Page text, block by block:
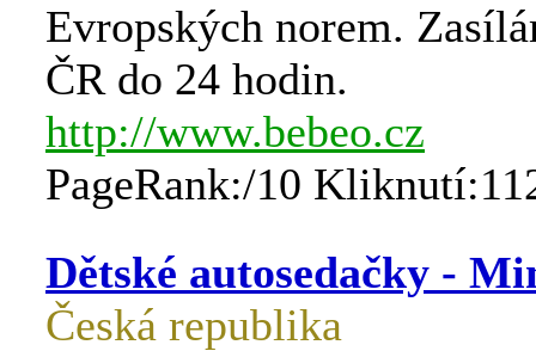
Evropských norem.
ČR do 24 hodin.
http://www.bebeo.cz
PageRank:/10
Dětské autosedačky -
Česká republika